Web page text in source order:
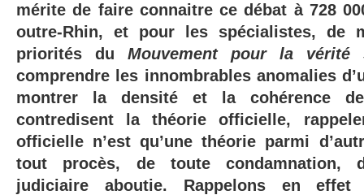
mérite de faire connaitre ce débat à 728
outre-Rhin, et pour les spécialistes, de
priorités du Mouvement pour la vérité
comprendre les innombrables anomalies
montrer la densité et la cohérence
contredisent la théorie officielle,
officielle n’est qu’une théorie parmi
tout procès, de toute condamnation,
judiciaire aboutie. Rappelons en